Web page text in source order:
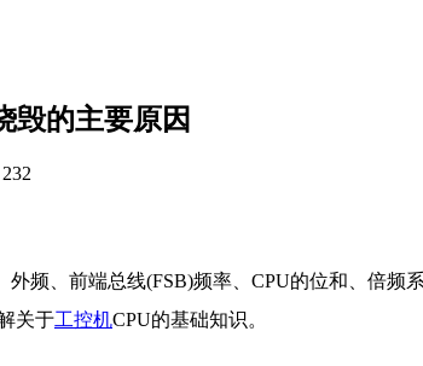
毁的主要原因
232
频、前端总线(FSB)频率、CPU的位和、倍频
关于工控机CPU的基础知识。